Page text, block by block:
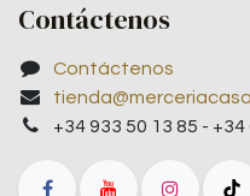
Contáctenos
Contáctenos
+34 933 50 13 85 -